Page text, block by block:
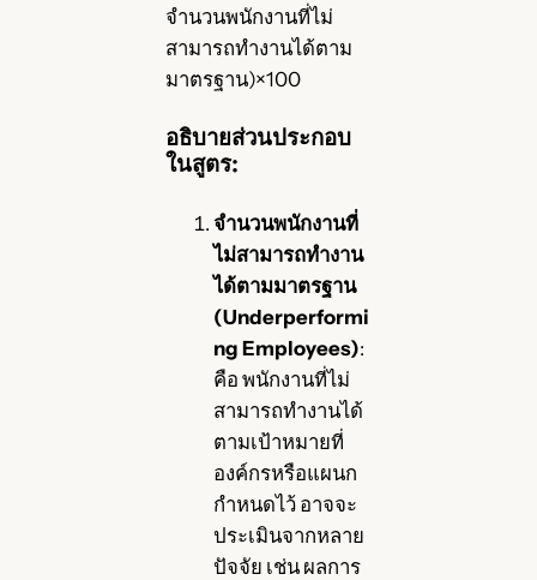
จำนวนพนักงานที่ไม่
สามารถทำงานได้ตาม
มาตรฐาน​)×100
อธิบายส่วนประกอบ
ในสูตร:
จำนวนพนักงานที่
ไม่สามารถทำงาน
ได้ตามมาตรฐาน
(Underperformi
ng Employees):
คือ พนักงานที่ไม่
สามารถทำงานได้
ตามเป้าหมายที่
องค์กรหรือแผนก
กำหนดไว้ อาจจะ
ประเมินจากหลาย
ปัจจัย เช่น ผลการ